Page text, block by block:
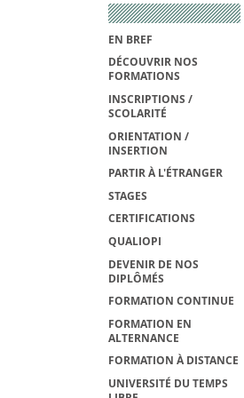
EN BREF
DÉCOUVRIR NOS
FORMATIONS
INSCRIPTIONS /
SCOLARITÉ
ORIENTATION /
INSERTION
PARTIR À L'ÉTRANGER
STAGES
CERTIFICATIONS
QUALIOPI
DEVENIR DE NOS
DIPLÔMÉS
FORMATION CONTINUE
FORMATION EN
ALTERNANCE
FORMATION À DISTANCE
UNIVERSITÉ DU TEMPS